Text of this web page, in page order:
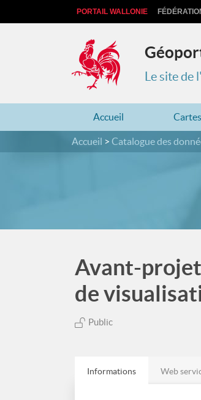
PORTAIL WALLONIE
Le site
Accueil
Accueil Catalogue des
Avant-
de
Public
Informations Web